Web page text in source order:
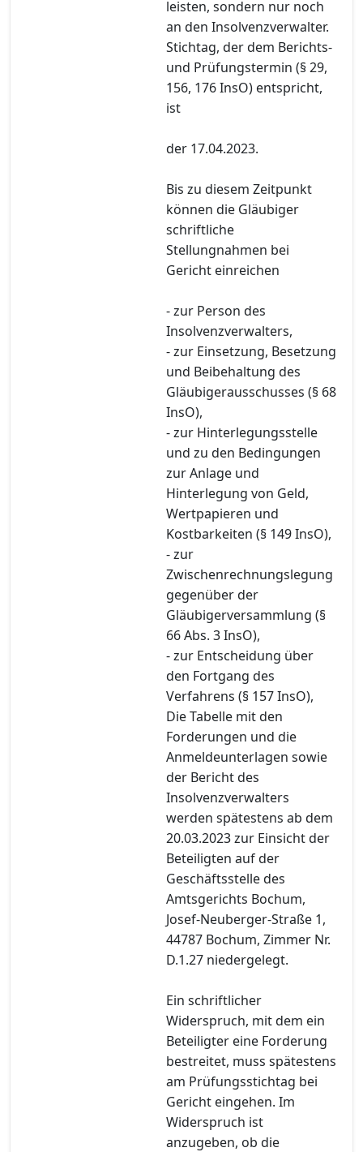
leisten, sondern nur noch
an den Insolvenzverwalter.
Stichtag, der dem Berichts-
und Prüfungstermin (§ 29,
156, 176 InsO) entspricht,
ist
der 17.04.2023.
Bis zu diesem Zeitpunkt
können die Gläubiger
schriftliche
Stellungnahmen bei
Gericht einreichen
- zur Person des
Insolvenzverwalters,
- zur Einsetzung, Besetzung
und Beibehaltung des
Gläubigerausschusses (§ 68
InsO),
- zur Hinterlegungsstelle
und zu den Bedingungen
zur Anlage und
Hinterlegung von Geld,
Wertpapieren und
Kostbarkeiten (§ 149 InsO),
- zur
Zwischenrechnungslegung
gegenüber der
Gläubigerversammlung (§
66 Abs. 3 InsO),
- zur Entscheidung über
den Fortgang des
Verfahrens (§ 157 InsO),
Die Tabelle mit den
Forderungen und die
Anmeldeunterlagen sowie
der Bericht des
Insolvenzverwalters
werden spätestens ab dem
20.03.2023 zur Einsicht der
Beteiligten auf der
Geschäftsstelle des
Amtsgerichts Bochum,
Josef-Neuberger-Straße 1,
44787 Bochum, Zimmer Nr.
D.1.27 niedergelegt.
Ein schriftlicher
Widerspruch, mit dem ein
Beteiligter eine Forderung
bestreitet, muss spätestens
am Prüfungsstichtag bei
Gericht eingehen. Im
Widerspruch ist
anzugeben, ob die